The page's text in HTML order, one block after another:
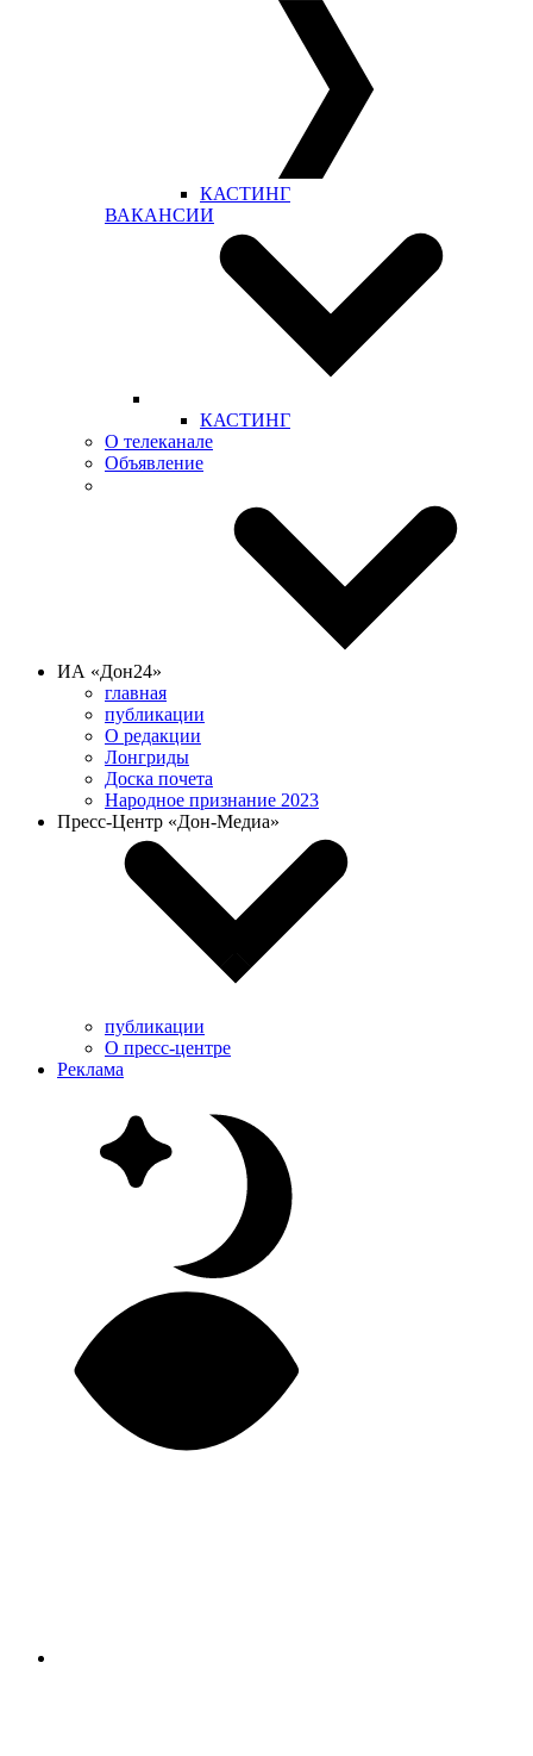
КАСТИНГ
ВАКАНСИИ
КАСТИНГ
О телеканале
Объявление
ИА «Дон24»
главная
публикации
О редакции
Лонгриды
Доска почета
Народное признание 2023
Пресс-Центр «Дон-Медиа»
публикации
О пресс-центре
Реклама